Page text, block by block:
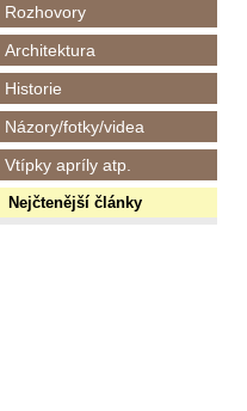
Rozhovory
Architektura
Historie
Názory/fotky/videa
Vtípky apríly atp.
Nejčtenější články